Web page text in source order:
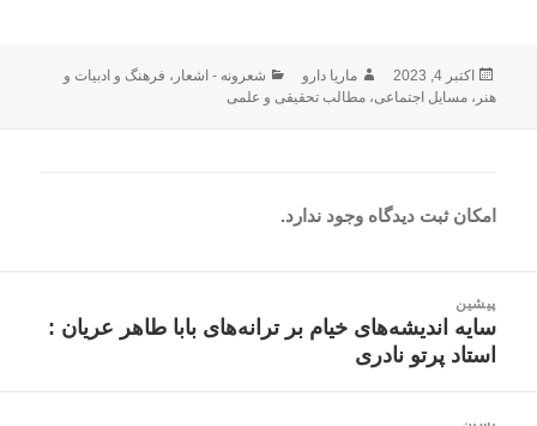
ارسال
شده
اکتبر 4, 2023 نویسنده
ماریا دارو دسته‌ها
شعرونه - اشعار ، فرهنگ و ادبیات و
هنر ،مسایل اجتماعی،مطالب تحقیقی و علمی
امکان ثبت دیدگاه وجود ندارد.
نوشتهپیشین
نوشته
قبلی:
سایه اندیشه‌های خیام بر ترانه‌های بابا طاهر عریان :
استاد پرتو نادری